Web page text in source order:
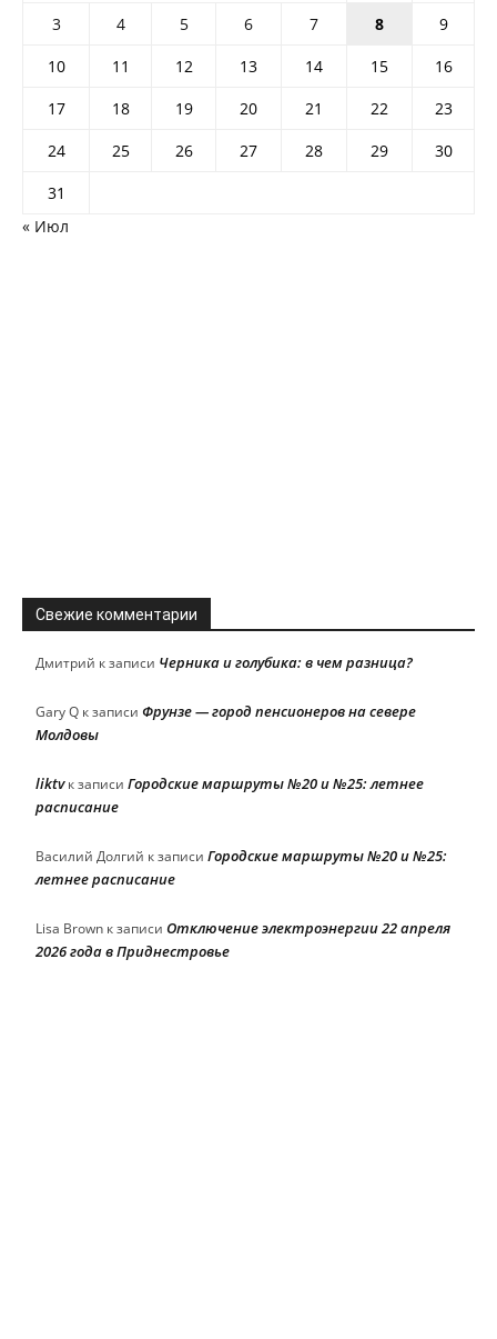
3 4 5 6 7 8
9
10
11 12 13 14 15
16
17
18 19 20 21 22
23
24
25 26 27 28 29
30
31
« Июл
Свежие комментарии
Дмитрий к записи Черника и голубика: в чем разница?
Gary Q к записи Фрунзе — город пенсионеров на севере
Молдовы
liktvк записи Городские маршруты №20 и №25: летнее
расписание
Василий Долгий к записи Городские маршруты №20 и №25:
летнее расписание
Lisa Brown к записи Отключение электроэнергии 22 апреля
2026 года в Приднестровье